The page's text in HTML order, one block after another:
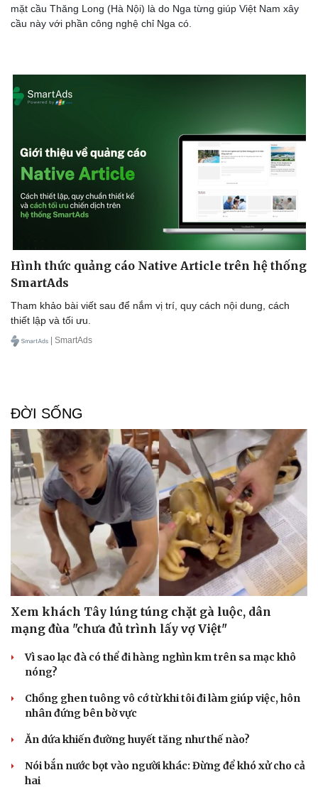
mặt cầu Thăng Long (Hà Nội) là do Nga từng giúp Việt Nam xây
cầu này với phần công nghệ chỉ Nga có.
Hình thức quảng cáo Native Article trên hệ thống
SmartAds
Tham khảo bài viết sau để nắm vị trí, quy cách nội dung, cách
thiết lập và tối ưu.
| SmartAds
ĐỜI SỐNG
Xem khách Tây lúng túng chặt gà luộc, dân
mạng đùa "chưa đủ trình lấy vợ Việt"
Vì sao lạc đà có thể đi hàng nghìn km trên sa mạc khô
nóng?
Chồng ghen tuông vô cớ từ khi tôi đi làm giúp việc, hôn
nhân đứng bên bờ vực
Ăn dứa khiến đường huyết tăng như thế nào?
Nói bắn nước bọt vào người khác: Đừng để khó xử cho cả
hai